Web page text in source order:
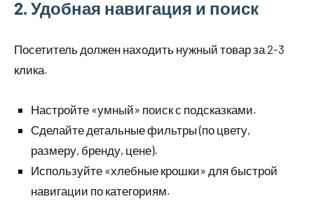
2. Удобная навигация и поиск
Посетитель должен находить нужный товар за 2-3
клика.
Настройте «умный» поиск с подсказками.
Сделайте детальные фильтры (по цвету,
размеру, бренду, цене).
Используйте «хлебные крошки» для быстрой
навигации по категориям.